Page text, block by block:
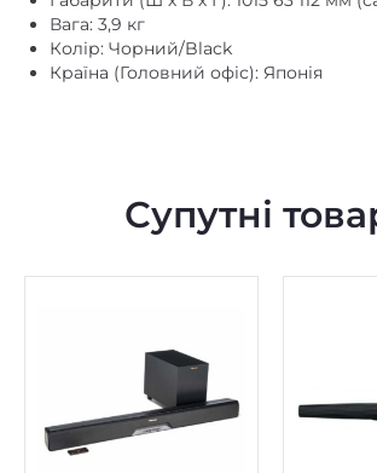
Колір: Чорний/Black
Країна (Головний офіс): Японія